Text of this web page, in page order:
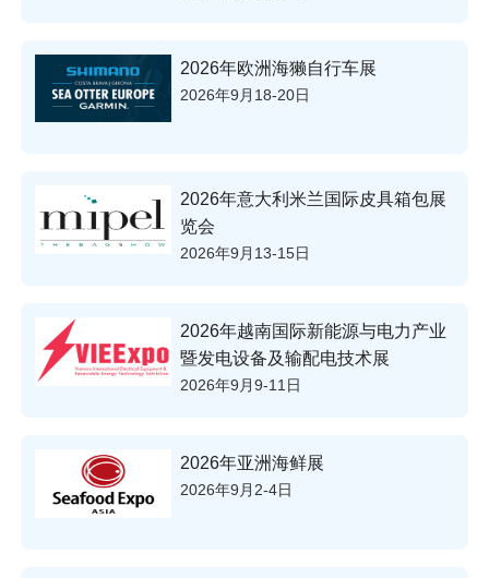
2026年欧洲海獭自行车展
2026年9月18-20日
2026年意大利米兰国际皮具箱包展
览会
2026年9月13-15日
2026年越南国际新能源与电力产业
暨发电设备及输配电技术展
2026年9月9-11日
2026年亚洲海鲜展
2026年9月2-4日